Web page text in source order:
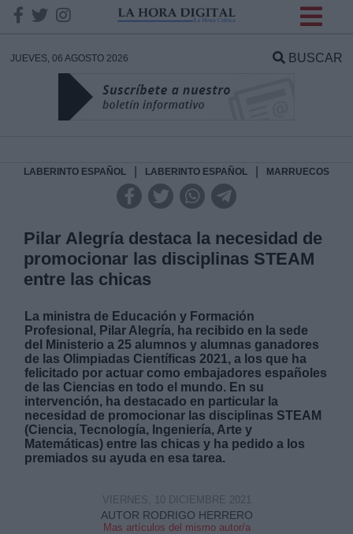
JUEVES, 06 AGOSTO 2026 BUSCAR
LABERINTO ESPAÑOL LABERINTO ESPAÑOL MARRUECOS
Pilar Alegría destaca la necesidad de
promocionar las disciplinas STEAM
entre las chicas
La ministra de Educación y Formación
Profesional, Pilar Alegría, ha recibido en la sede
del Ministerio a 25 alumnos y alumnas ganadores
de las Olimpiadas Científicas 2021, a los que ha
felicitado por actuar como embajadores españoles
de las Ciencias en todo el mundo. En su
intervención, ha destacado en particular la
necesidad de promocionar las disciplinas STEAM
(Ciencia, Tecnología, Ingeniería, Arte y
Matemáticas) entre las chicas y ha pedido a los
premiados su ayuda en esa tarea.
AUTOR RODRIGO HERRERO
Mas artículos del mismo autor/a
VIERNES, 10 DICIEMBRE 2021
DATOS
Responsable:
Legitimación:
Destinatarios:
Derechos:
link
Información adicional